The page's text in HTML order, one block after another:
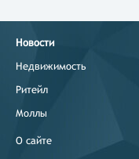
Новости
Недвижимость
Ритейл
Моллы
О сайте